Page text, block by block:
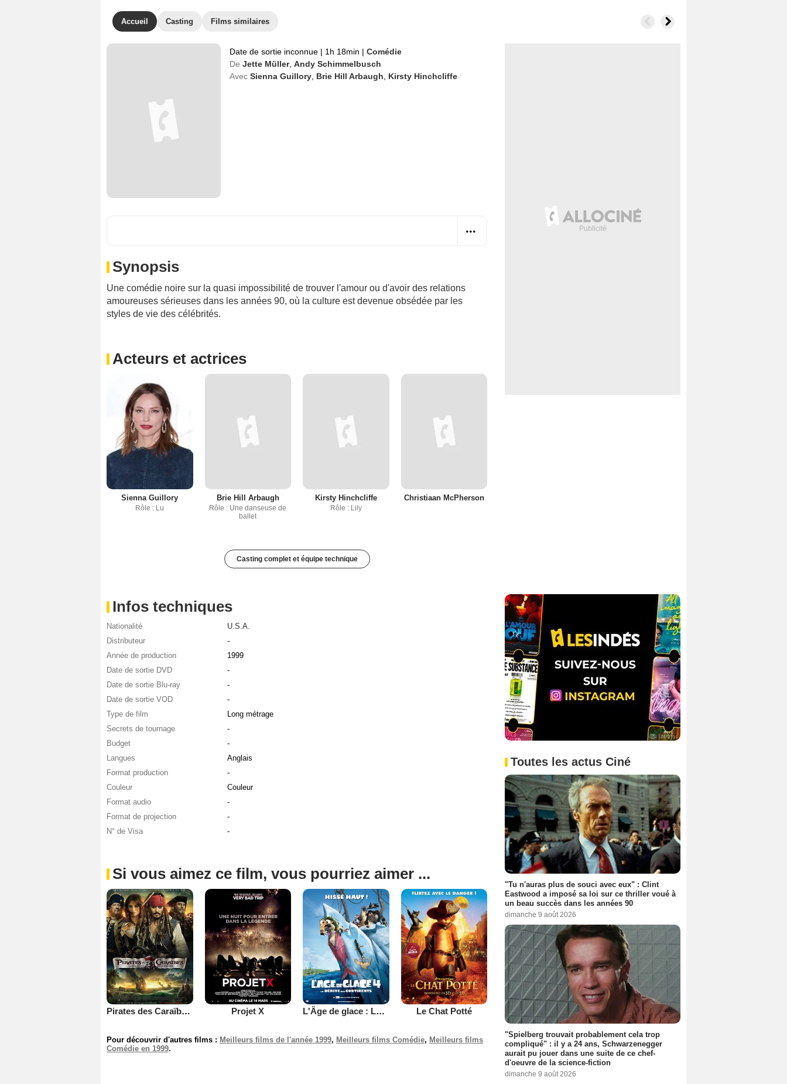
Accueil Casting Films similaires
Date de sortie inconnue | 1h 18min | Comédie
De Jette Müller, Andy Schimmelbusch
Avec Sienna Guillory Brie Hill Arbaugh Kirsty Hinchcliffe
Synopsis
Une comédie noire sur la quasi impossibilité de trouver l'amour ou d'avoir des relations
amoureuses sérieuses dans les années 90, où la culture est devenue obsédée par les
styles de vie des célébrités.
Acteurs et actrices
Sienna Guillory
Rôle : Lu
Brie Hill Arbaugh
Rôle : Une danseuse de
ballet
Kirsty Hinchcliffe
Rôle : Lily
Christiaan McPherson
Casting complet et équipe technique
Infos techniques
Nationalité
U.S.A.
Distributeur
-
Année de production
1999
Date de sortie DVD
-
Date de sortie Blu-ray
-
Date de sortie VOD
-
Type de film
Long métrage
Secrets de tournage
-
Budget
-
Langues
Anglais
Format production
-
Couleur
Couleur
Format audio
-
Format de projection
-
N° de Visa
-
Si vous aimez ce film, vous pourriez aimer ...
Pirates des Caraïbes : la Fontaine de Jouvence Projet X L'Âge de glace : La dérive des continents Le Chat Potté
Pour découvrir d'autres films : Meilleurs films de l'année 1999, Meilleurs films Comédie, Meilleurs films
Comédie en 1999.
Toutes les actus Ciné
"Tu n'auras plus de souci avec eux" : Clint
Eastwood a imposé sa loi sur ce thriller voué à
un beau succès dans les années 90
dimanche 9 août 2026
"Spielberg trouvait probablement cela trop
compliqué" : il y a 24 ans, Schwarzenegger
aurait pu jouer dans une suite de ce chef-
d'oeuvre de la science-fiction
dimanche 9 août 2026